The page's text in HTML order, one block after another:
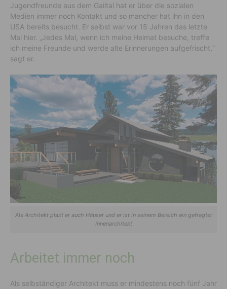
Jugendfreunde aus dem Gailtal hat er über die sozialen
Medien immer noch Kontakt und so mancher hat ihn in den
USA bereits besucht. Er selbst war vor 15 Jahren das letzte
Mal hier. „Jedes Mal, wenn ich meine Heimat besuche, treffe
ich meine Freunde und werde alte Erinnerungen aufgefrischt,“
sagt er.
Als Architekt plant er auch Häuser und er ist in seinem Bereich ein gefragter
Innenarchitekt
Arbeitet immer noch
Als selbständiger Architekt muss er mindestens noch fünf Jahr